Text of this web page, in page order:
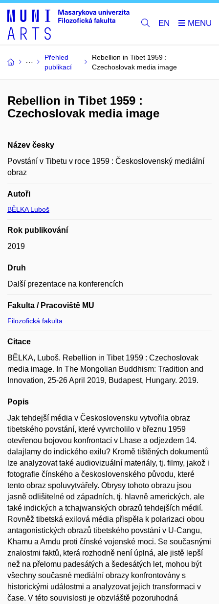
EN
Přehled
publikací
Rebellion in Tibet 1959 :
Czechoslovak media image
Rebellion in Tibet 1959 :
Czechoslovak media image
Název česky
Povstání v Tibetu v roce 1959 : Československý mediální
obraz
Autoři
BĚLKA Luboš
Rok publikování
2019
Druh
Další prezentace na konferencích
Fakulta / Pracoviště MU
Filozofická fakulta
Citace
BĚLKA, Luboš. Rebellion in Tibet 1959 : Czechoslovak
media image. In The Mongolian Buddhism: Tradition and
Innovation, 25-26 April 2019, Budapest, Hungary. 2019.
Popis
Jak tehdejší média v Československu vytvořila obraz
tibetského povstání, které vyvrcholilo v březnu 1959
otevřenou bojovou konfrontací v Lhase a odjezdem 14.
dalajlamy do indického exilu? Kromě tištěných dokumentů
lze analyzovat také audiovizuální materiály, tj. filmy, jakož i
fotografie čínského a československého původu, které
tento obraz spoluvytvářely. Obrysy tohoto obrazu jsou
jasně odlišitelné od západních, tj. hlavně amerických, ale
také indických a tchajwanských obrazů tehdejších médií.
Rovněž tibetská exilová média přispěla k polarizaci obou
antagonistických obrazů tibetského povstání v U-Cangu,
Khamu a Amdu proti čínské vojenské moci. Se současnými
znalostmi faktů, která rozhodně není úplná, ale jistě lepší
než na přelomu padesátých a šedesátých let, mohou být
všechny současné mediální obrazy konfrontovány s
historickými událostmi a analyzovat jejich transformaci v
čase. V této souvislosti je obzvláště pozoruhodná